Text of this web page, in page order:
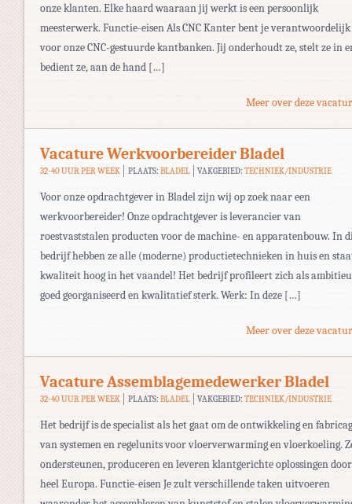
onze klanten. Elke haard waaraan jij werkt is een persoonlijk
meesterwerk. Functie-eisen Als CNC Kanter bent je verantwoordelijk
voor onze CNC-gestuurde kantbanken. Jij onderhoudt ze, stelt ze in
bedient ze, aan de hand […]
Meer over deze
Vacature Werkvoorbereider Bladel
32-40 UUR PER WEEK PLAATS: BLADEL VAKGEBIED:TECHNIEK/INDUSTRIE
Voor onze opdrachtgever in Bladel zijn wij op zoek naar een
werkvoorbereider! Onze opdrachtgever is leverancier van
roestvaststalen producten voor de machine- en apparatenbouw. In
bedrijf hebben ze alle (moderne) productietechnieken in huis en
kwaliteit hoog in het vaandel! Het bedrijf profileert zich als
goed georganiseerd en kwalitatief sterk. Werk: In deze […]
Meer over deze
Vacature Assemblagemedewerker Bladel
32-40 UUR PER WEEK PLAATS: BLADEL VAKGEBIED:TECHNIEK/INDUSTRIE
Het bedrijf is de specialist als het gaat om de ontwikkeling en
van systemen en regelunits voor vloerverwarming en vloerkoeling.
ondersteunen, produceren en leveren klantgerichte oplossingen door
heel Europa. Functie-eisen Je zult verschillende taken uitvoeren